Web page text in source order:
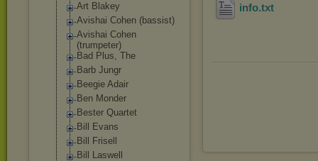
Art Blakey
Avishai Cohen (bassist)
Avishai Cohen
(trumpeter)
Bad Plus, The
Barb Jungr
Beegie Adair
Ben Monder
Bester Quartet
Bill Evans
Bill Frisell
Bill Laswell
info.txt